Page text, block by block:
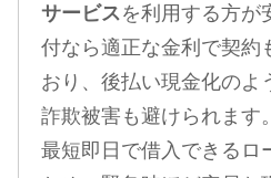
サービス を利用する方が
付なら適正な金利で契約
おり、後払い現金化のよ
詐欺被害も避けられます​。
最短即日で借入できるロ